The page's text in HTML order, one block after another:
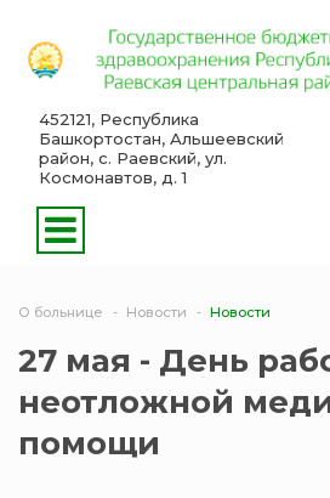
452121, Республика
Башкортостан, Альшеевский
район, с. Раевский, ул.
Космонавтов, д. 1
О больнице Новости Новости
27 мая - День
неотложной
помощи